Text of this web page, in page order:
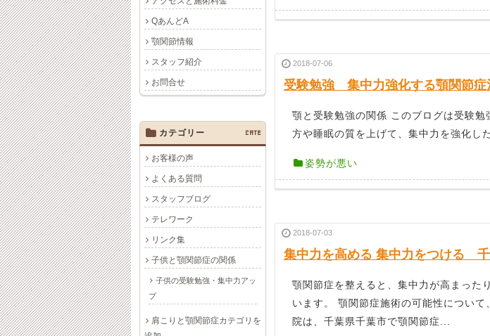
2018-07-06
受験勉強 集中力強化する顎関節症
顎と受験勉強の関係 このブログは受験
方や睡眠の質を上げて、集中力を強化し
姿勢が悪い
2018-07-03
集中力を高める 集中力をつける
顎関節症を整えると、集中力が高まった
います。 顎関節症施術の可能性につい
院は、千葉県千葉市で顎関節症...
QあんどA
顎関節情報
スタッフ紹介
お問合せ
カテゴリー CATE
お客様の声
よくある質問
スタッフブログ
テレワーク
リンク集
子供と顎関節症の関係
子供の受験勉強・集中力アッ
プ
肩こりと顎関節症カテゴリを